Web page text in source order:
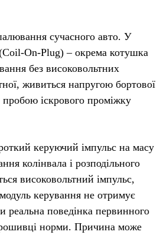
сучасного авто. У
(Coil-On-Plug) – окрема котушка
без високовольтних
живиться напругою бортової
іскрового проміжку
керуючий імпульс на масу
колінвала і розподільного
високовольтний імпульс,
керування не отримує
реальна поведінка первинного
прошивці норми. Причина може